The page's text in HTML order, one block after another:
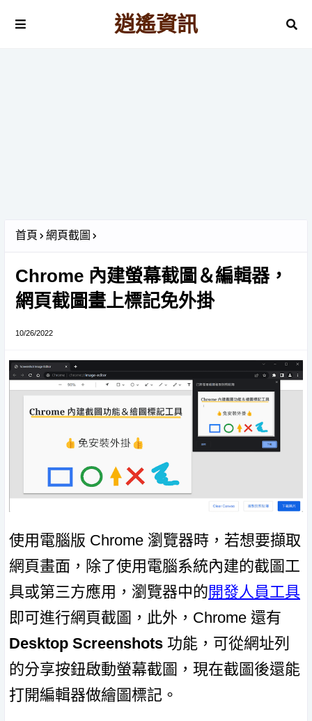
逍遙資訊
首頁 網頁截圖
Chrome 內建螢幕截圖＆編輯器，
網頁截圖畫上標記免外掛
10/26/2022
使用電腦版 Chrome 瀏覽器時，若想要擷取
網頁畫面，除了使用電腦系統內建的截圖工
具或第三方應用，瀏覽器中的開發人員工具
即可進行網頁截圖，此外，Chrome 還有
Desktop Screenshots 功能，可從網址列
的分享按鈕啟動螢幕截圖，現在截圖後還能
打開編輯器做繪圖標記。